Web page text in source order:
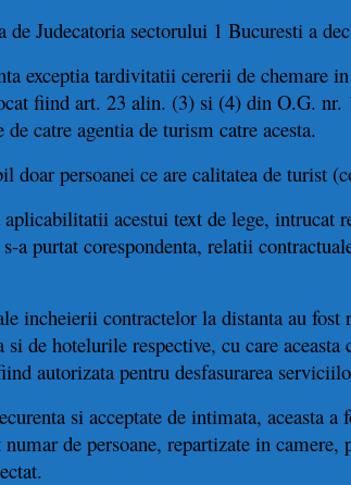
Judecatoria sectorului 1 Bucuresti a
exceptia tardivitatii cererii de chemare
fiind art. 23 alin. (3) si (4) din O.G.
catre agentia de turism catre acesta.
doar persoanei ce are calitatea de
aplicabilitatii acestui text de lege,
a purtat corespondenta, relatii
incheierii contractelor la distanta au
de hotelurile respective, cu care
autorizata pentru desfasurarea
si acceptate de intimata, aceasta
de persoane, repartizate in